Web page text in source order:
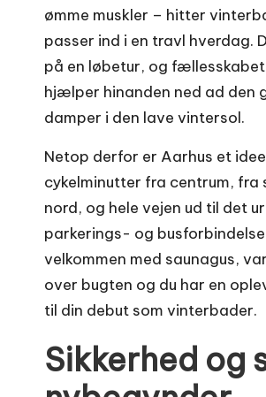
ømme muskler – hitter
passer ind i en travl hverdag.
på en løbetur, og
hjælper hinanden ned ad den
damper i den lave vintersol.
Netop derfor er Aarhus et
cykelminutter fra centrum, fra
nord, og hele vejen ud til det
parkerings- og
velkommen med saunagus,
over bugten og du har en
til din debut som vinterbader.
Sikkerhed og